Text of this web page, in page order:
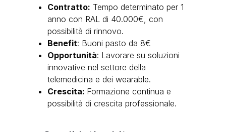
Contratto: Tempo determinato per 1
anno con RAL di 40.000€, con
possibilità di rinnovo.
Benefit: Buoni pasto da 8€
Opportunità: Lavorare su soluzioni
innovative nel settore della
telemedicina e dei wearable.
Crescita: Formazione continua e
possibilità di crescita professionale.